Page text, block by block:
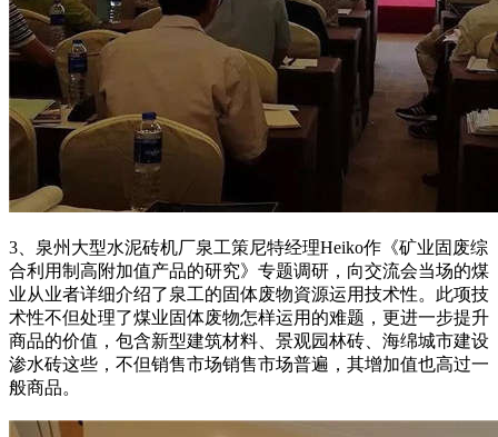
3、泉州大型水泥砖机厂泉工策尼特经理Heiko作《矿业固废综
合利用制高附加值产品的研究》专题调研，向交流会当场的煤
业从业者详细介绍了泉工的固体废物資源运用技术性。此项技
术性不但处理了煤业固体废物怎样运用的难题，更进一步提升
商品的价值，包含新型建筑材料、景观园林砖、海绵城市建设
渗水砖这些，不但销售市场销售市场普遍，其增加值也高过一
般商品。